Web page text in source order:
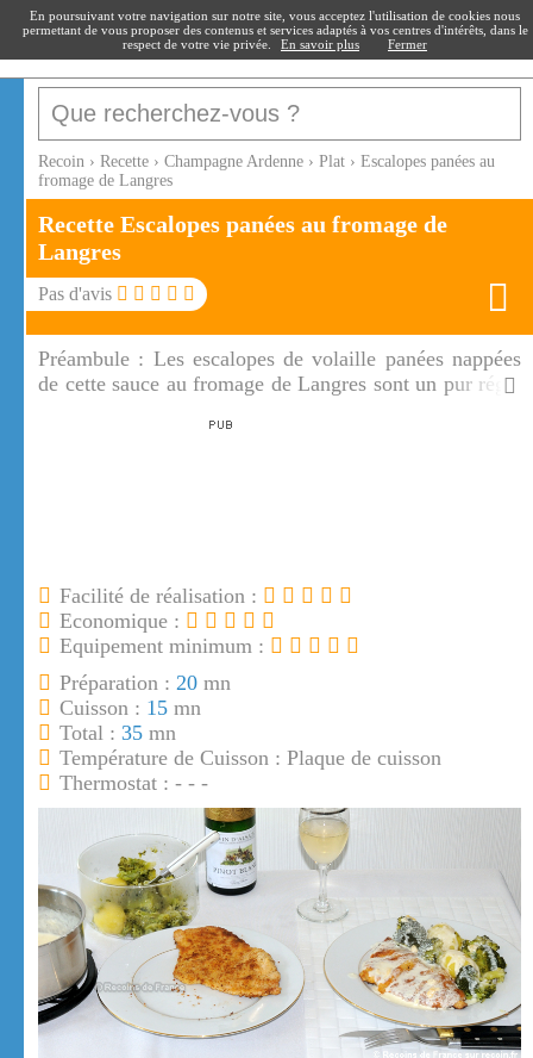
recoin.fr
Recoin › Recette › Champagne Ardenne › Plat › Escalopes panées au
fromage de Langres
Recette Escalopes panées au fromage de
Langres
Pas d'avis
Préambule : Les escalopes de volaille panées nappées
de cette sauce au fromage de Langres sont un pur régal
accompagneront délicieusement des pommes de terre
Facilité de réalisation :
Economique :
Equipement minimum :
Préparation : 20 mn
Cuisson : 15 mn
Total : 35 mn
Température de Cuisson : Plaque de cuisson
Thermostat : - - -
En poursuivant votre navigation sur notre site, vous acceptez l'utilisation de cookies nous
permettant de vous proposer des contenus et services adaptés à vos centres d'intérêts, dans le
respect de votre vie privée.
En savoir plus Fermer